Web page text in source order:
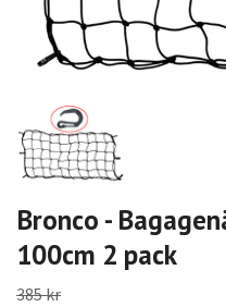
Bronco -
100cm 2 pack
385 kr